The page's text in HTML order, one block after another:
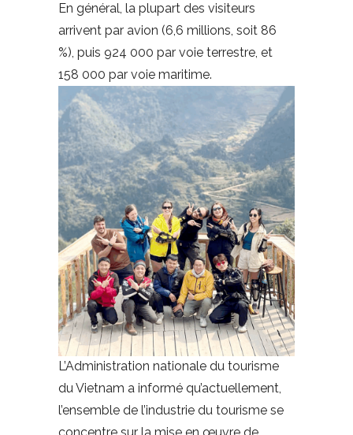
En général, la plupart des visiteurs
arrivent par avion (6,6 millions, soit 86
%), puis 924 000 par voie terrestre, et
158 000 par voie maritime.
L’Administration nationale du tourisme
du Vietnam a informé qu’actuellement,
l’ensemble de l’industrie du tourisme se